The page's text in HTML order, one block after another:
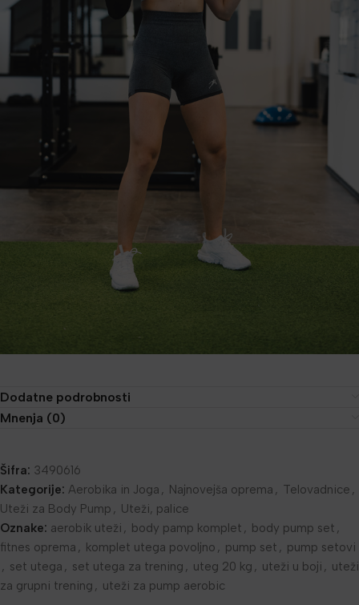
Dodatne podrobnosti
Mnenja (0)
Šifra: 3490616
Kategorije: Aerobika in Joga , Najnovejša oprema , Telovadnice ,
Uteži za Body Pump , Uteži, palice
Oznake: aerobik uteži , body pamp komplet , body pump set ,
fitnes oprema , komplet utega povoljno , pump set , pump setovi
, set utega , set utega za trening , uteg 20 kg , uteži u boji , uteži
za grupni trening , uteži za pump aerobic